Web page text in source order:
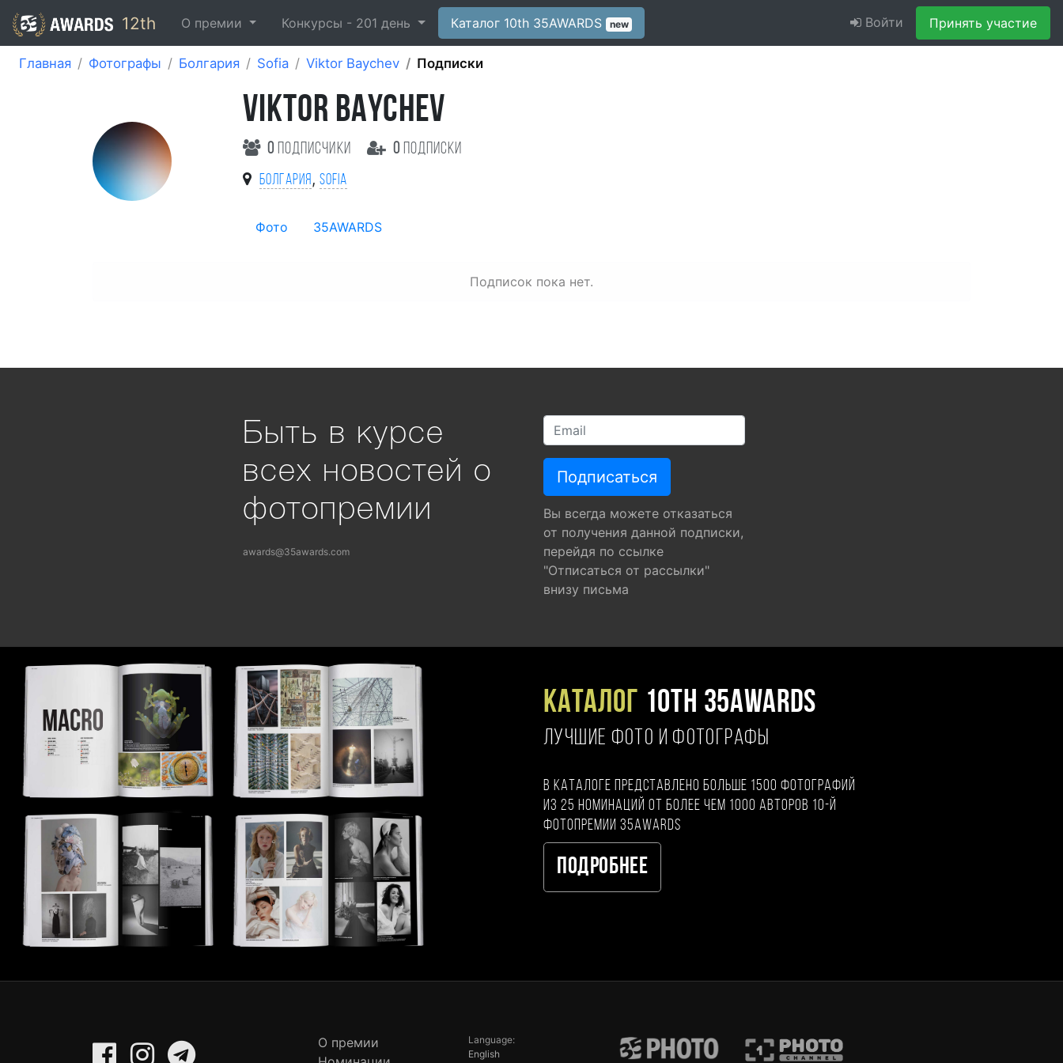
12th О премии Конкурсы - 201 день Каталог 10th 35AWARDS new Войти Принять участие
Главная Фотографы Болгария Sofia Viktor Baychev Подписки
VIKTOR BAYCHEV
0 подписчики 0 подписки
Болгария, Sofia
Фото 35AWARDS
Подписок пока нет.
Быть в курсе
всех новостей о
фотопремии
awards@35awards.com
Вы всегда можете отказаться
от получения данной подписки,
перейдя по ссылке
"Отписаться от рассылки"
внизу письма
Каталог 10TH 35AWARDS
ЛУЧШИЕ ФОТО И ФОТОГРАФЫ
В каталоге представлено больше 1500 фотографий
из 25 номинаций от более чем 1000 авторов 10-й
фотопремии 35AWARDS
Подробнее
О премии
Language:
English